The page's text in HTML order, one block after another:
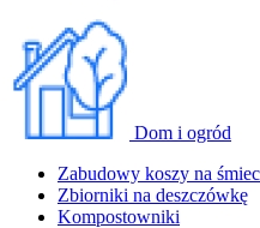
Dom i ogród
Zabudowy koszy na
Zbiorniki na deszczówkę
Kompostowniki